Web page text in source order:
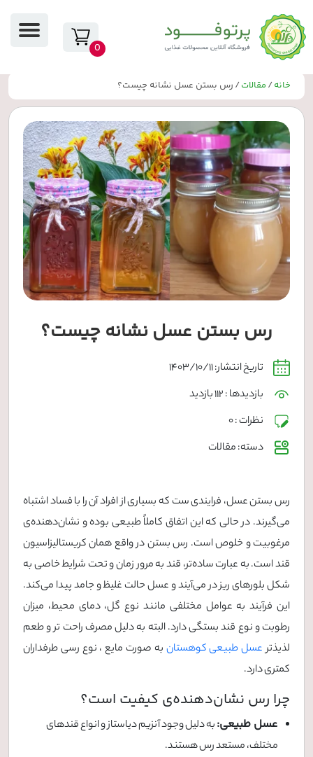
0
خانه/ مقالات/ رس بستن عسل نشانه چیست؟
رس بستن عسل نشانه چیست؟
تاریخ انتشار: 1403/10/11
بازدیدها : 112 بازدید
نظرات : 0
دسته: مقالات
رس بستن عسل، فرایندی ست که بسیاری از افراد آن را با فساد اشتباه
می‌گیرند. در حالی که این اتفاق کاملاً طبیعی بوده و نشان‌دهنده‌ی
مرغوبیت و خلوص است. رس بستن در واقع همان کریستالیزاسیون
قند است. به عبارت ساده‌تر، قند به مرور زمان و تحت شرایط خاصی به
شکل بلورهای ریز در می‌آیند و عسل حالت غلیظ و جامد پیدا می‌کند.
این فرآیند به عوامل مختلفی مانند نوع گل، دمای محیط، میزان
رطوبت و نوع قند بستگی دارد. البته به دلیل مصرف راحت تر و طعم
لذیذترعسل طبیعی کوهستان به صورت مایع ، نوع رسی طرفداران
کمتری دارد.
چرا رس نشان‌دهنده‌ی کیفیت است؟
عسل طبیعی:به دلیل وجود آنزیم دیاستاز و انواع قندهای
مختلف، مستعد رس هستند.